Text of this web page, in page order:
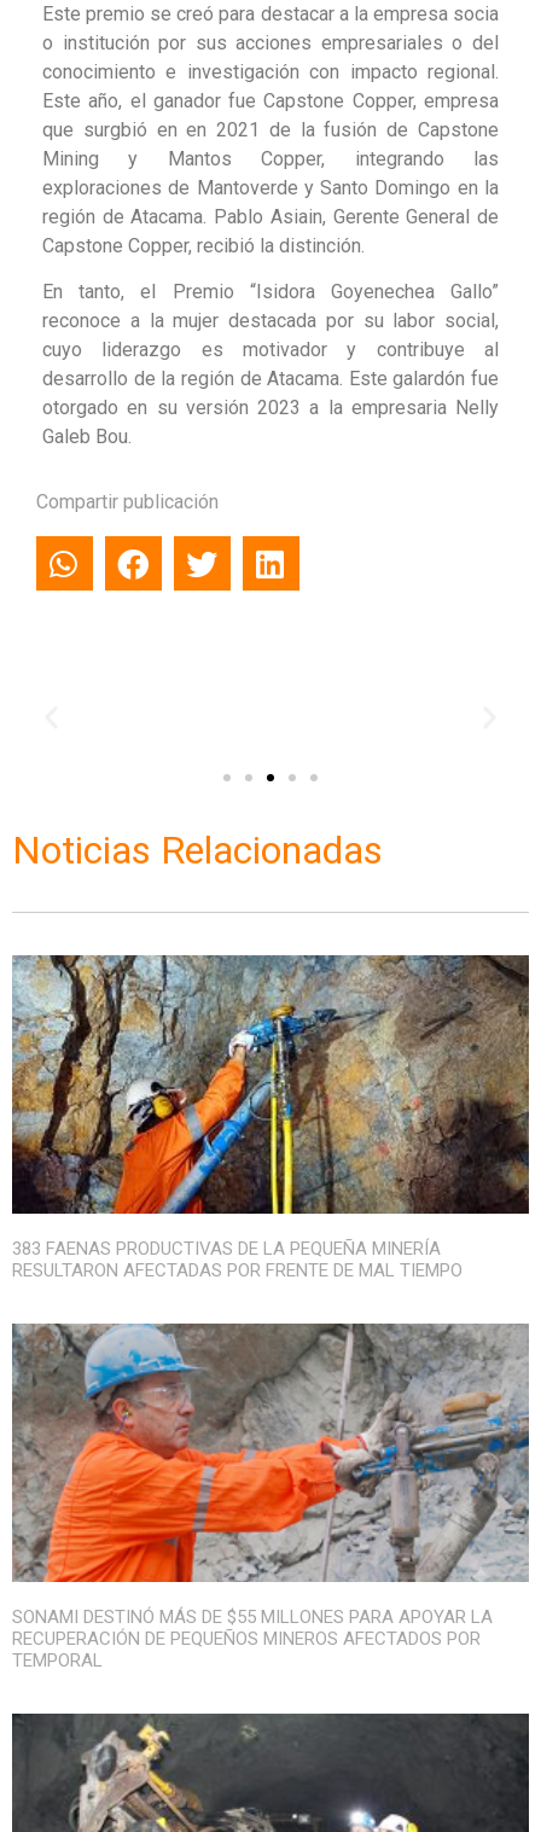
Este premio se creó para destacar a la empresa socia
o institución por sus acciones empresariales o del
conocimiento e investigación con impacto regional.
Este año, el ganador fue Capstone Copper, empresa
que surgbió en en 2021 de la fusión de Capstone
Mining y Mantos Copper, integrando las
exploraciones de Mantoverde y Santo Domingo en la
región de Atacama. Pablo Asiain, Gerente General de
Capstone Copper, recibió la distinción.
En tanto, el Premio “Isidora Goyenechea Gallo”
reconoce a la mujer destacada por su labor social,
cuyo liderazgo es motivador y contribuye al
desarrollo de la región de Atacama. Este galardón fue
otorgado en su versión 2023 a la empresaria Nelly
Galeb Bou.
Compartir publicación
Noticias Relacionadas
383 FAENAS PRODUCTIVAS DE LA PEQUEÑA MINERÍA
RESULTARON AFECTADAS POR FRENTE DE MAL TIEMPO
SONAMI DESTINÓ MÁS DE $55 MILLONES PARA APOYAR LA
RECUPERACIÓN DE PEQUEÑOS MINEROS AFECTADOS POR
TEMPORAL